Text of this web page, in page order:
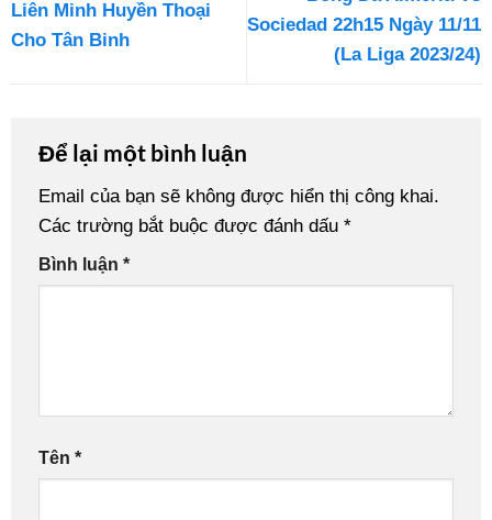
Liên Minh Huyền Thoại
Cho Tân Binh
Sociedad 22h15 Ngày 11/11
(La Liga 2023/24)
Để lại một bình luận
Email của bạn sẽ không được hiển thị công khai.
Các trường bắt buộc được đánh dấu *
Bình luận *
Tên *